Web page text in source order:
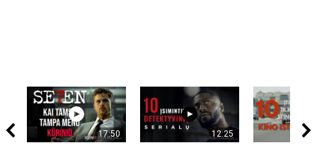
17:50 12:25